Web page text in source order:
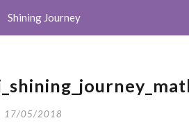
Shining Journey
17/05/2018